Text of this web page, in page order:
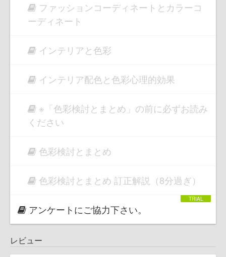
ファッションコーディネートとカラーコ
ーディネート
インテリアと色彩
インテリア配色と色彩心理的効果
※「色彩検討とまとめ」の前に必ずお読み
ください
色彩検討とまとめ
色彩検討とまとめ 訂正解説（8分過ぎ）
アンケートにご協力下さい。
レビュー